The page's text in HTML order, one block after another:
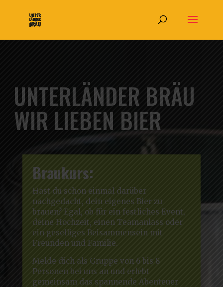
UNTERLÄNDER BRÄU
WIR LIEBEN BIER
Braukurs:
Hast du schon einmal darüber
nachgedacht, dein eigenes Bier zu
brauen? Egal, ob für ein festliches Event,
deine Hochzeit, einen Teamanlass oder
ein geselliges Beisammensein mit
Freunden und Familie.
Melde dich als Gruppe von 6 bis 8
Personen bei uns an und erlebt
gemeinsam das spannende Abenteuer